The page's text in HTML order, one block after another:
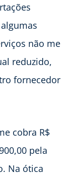
não me
reduzido,
fornecedor
cobra R$
pela
Na ótica